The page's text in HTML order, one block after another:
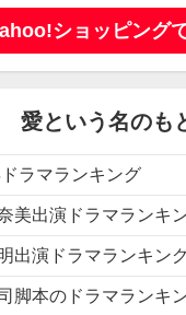
ショッピング
愛という名のも
ラマランキング
美出演ドラマランキ
出演ドラマランキン
脚本のドラマランキ